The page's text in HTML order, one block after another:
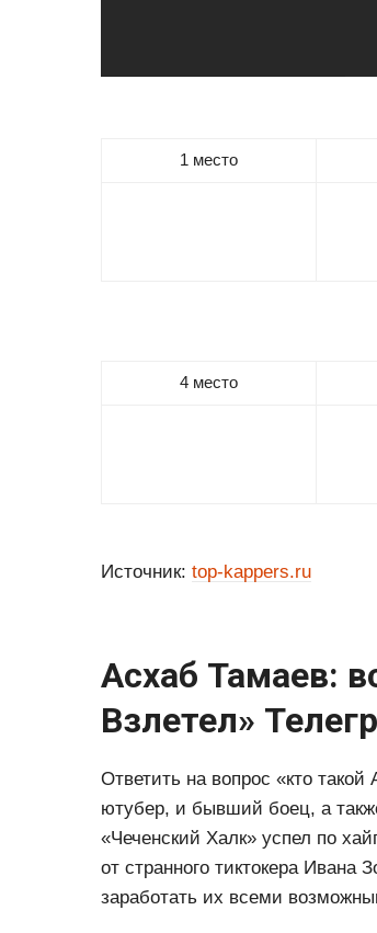
1 место
4 место
Источник: top-kappers.ru
Асхаб Тамаев:
Взлетел»
Ответить на вопрос «кто
ютубер, и бывший боец, а
«Чеченский Халк» успел по
от странного тиктокера Ивана
заработать их всеми